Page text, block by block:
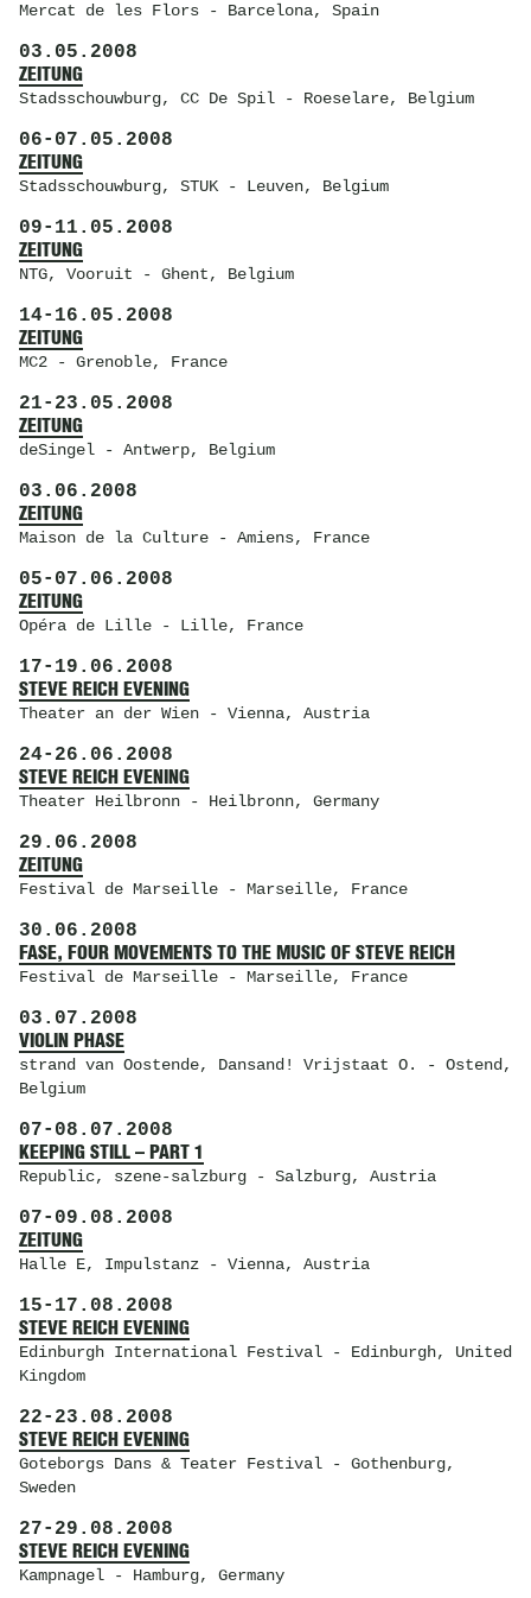
Mercat de les Flors- Barcelona, Spain
03.05.2008
ZEITUNG
Stadsschouwburg, CC De Spil - Roeselare, Belgium
06- 07.05.2008
ZEITUNG
Stadsschouwburg, STUK - Leuven, Belgium
09- 11.05.2008
ZEITUNG
NTG, Vooruit - Ghent, Belgium
14- 16.05.2008
ZEITUNG
MC2- Grenoble, France
21- 23.05.2008
ZEITUNG
deSingel- Antwerp, Belgium
03.06.2008
ZEITUNG
Maison de la Culture- Amiens, France
05- 07.06.2008
ZEITUNG
Opéra de Lille- Lille, France
17- 19.06.2008
STEVE REICH EVENING
Theater an der Wien- Vienna, Austria
24- 26.06.2008
STEVE REICH EVENING
Theater Heilbronn- Heilbronn, Germany
29.06.2008
ZEITUNG
Festival de Marseille- Marseille, France
30.06.2008
FASE, FOUR MOVEMENTS TO THE MUSIC OF STEVE REICH
Festival de Marseille- Marseille, France
03.07.2008
VIOLIN PHASE
strand van Oostende, Dansand! Vrijstaat O. - Ostend,
Belgium
07- 08.07.2008
KEEPING STILL – PART 1
Republic, szene-salzburg - Salzburg, Austria
07- 09.08.2008
ZEITUNG
Halle E, Impulstanz - Vienna, Austria
15- 17.08.2008
STEVE REICH EVENING
Edinburgh International Festival- Edinburgh, United
Kingdom
22- 23.08.2008
STEVE REICH EVENING
Goteborgs Dans & Teater Festival- Gothenburg,
Sweden
27- 29.08.2008
STEVE REICH EVENING
Kampnagel- Hamburg, Germany